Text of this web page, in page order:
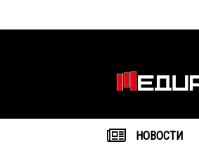
НОВОСТИ